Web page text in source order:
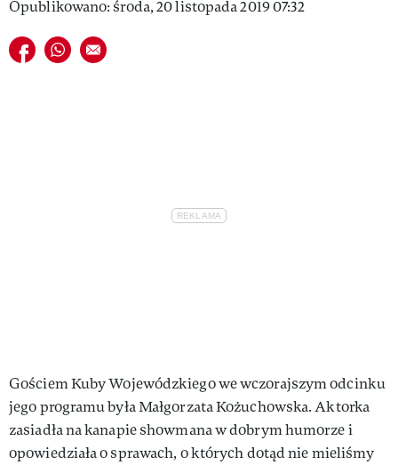
Opublikowano: środa, 20 listopada 2019 07:32
Udostępnij na facebook
Udostępnij na whatsapp
E-mail do przyjaciela
Gościem Kuby Wojewódzkiego we wczorajszym odcinku
jego programu była Małgorzata Kożuchowska. Aktorka
zasiadła na kanapie showmana w dobrym humorze i
opowiedziała o sprawach, o których dotąd nie mieliśmy